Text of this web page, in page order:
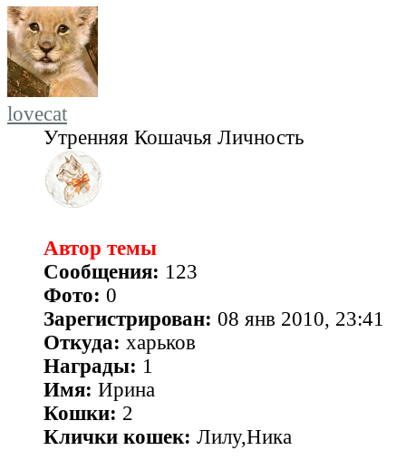
lovecat
Утренняя Кошачья Личность
Автор темы
Сообщения: 123
Фото: 0
Зарегистрирован: 08 янв 2010, 23:41
Откуда: харьков
Награды: 1
Имя: Ирина
Кошки: 2
Клички кошек: Лилу,Ника